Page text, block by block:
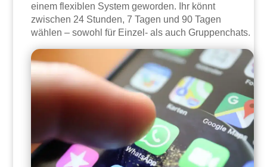
einem flexiblen System geworden. Ihr könnt
zwischen 24 Stunden, 7 Tagen und 90 Tagen
wählen – sowohl für Einzel- als auch Gruppenchats.